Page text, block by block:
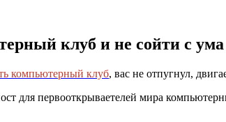
клуб и не сойти с ума
компьютерный клуб, вас не отпугнул,
для первооткрываетелей мира